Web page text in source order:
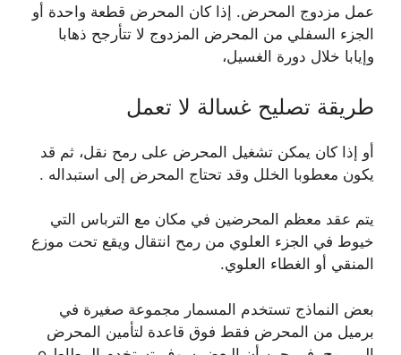
عمل مزدوج المحرض. إذا كان المحرض قطعة واحدة أو
الجزء السفلي من المحرض المزدوج لا تتأرجح ذهابا
وإيابا خلال دورة الغسيل،
طريقة تصليح غسالة لا تعمل
أو إذا كان يمكن تشغيل المحرض على رمح نقل، ثم قد
يكون معطوبا الخلل وقد تحتاج المحرض إلى استبداله .
يتم عقد معظم المحرضين في مكان مع الترباس التي
خيوط في الجزء العلوي من رمح انتقال ويقع تحت موزع
المنقي أو الغطاء العلوي.
بعض النماذج تستخدم المسمار مجموعة صغيرة في
برميل من المحرض فقط فوق قاعدة لتأمين المحرض